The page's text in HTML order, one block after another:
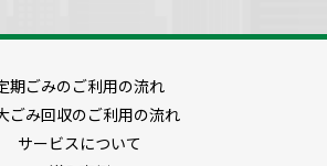
期ごみのご利用の流れ
ごみ回収のご利用の流れ
サービスについて